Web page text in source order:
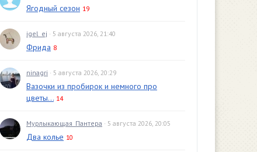
Ягодный сезон 19
igel_ej · 5 августа 2026, 21:40
Фрида 8
ninagri · 5 августа 2026, 20:29
Вазочки из пробирок и немного про
цветы... 14
Мурлыкающая_Пантера · 5 августа 2026, 20:05
Два колье 10